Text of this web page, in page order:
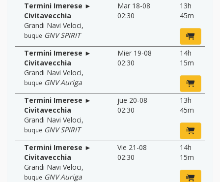
Termini Imerese ►
Civitavecchia
Grandi Navi Veloci,
buque GNV SPIRIT
Mar 18-08
02:30
13h
45m
Termini Imerese ►
Civitavecchia
Grandi Navi Veloci,
buque GNV Auriga
Mier 19-08
02:30
14h
15m
Termini Imerese ►
Civitavecchia
Grandi Navi Veloci,
buque GNV SPIRIT
jue 20-08
02:30
13h
45m
Termini Imerese ►
Civitavecchia
Grandi Navi Veloci,
buque GNV Auriga
Vie 21-08
02:30
14h
15m